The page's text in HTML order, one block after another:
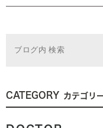
CATEGORY カテゴリ